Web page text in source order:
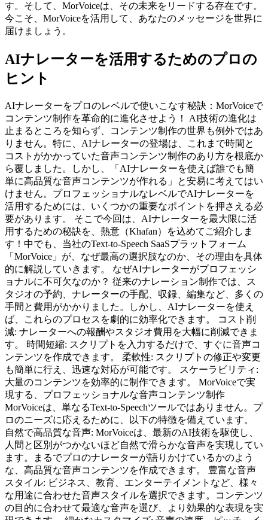
す。そして、MorVoiceは、その未来をリードする存在です。
今こそ、MorVoiceを活用して、あなたのメッセージを世界に
届けましょう。
AIナレーターを活用するためのプロの
ヒント
AIナレーターをプロのレベルで使いこなす秘訣：MorVoiceで
コンテンツ制作を革命的に進化させよう！ AI技術の進化は
止まるところを知らず、コンテンツ制作の世界も例外ではあ
りません。特に、AIナレーターの登場は、これまで時間と
コストがかかっていた音声コンテンツ制作のあり方を根底か
ら覆しました。しかし、「AIナレーターを使えば誰でも簡
単に高品質な音声コンテンツが作れる」と安易に考えてはい
けません。プロフェッショナルなレベルでAIナレーターを
活用するためには、いくつかの重要なポイントを押さえる必
要があります。 そこで今回は、AIナレーターを最大限に活
用するための秘訣を、熱意（Khafan）を込めてご紹介しま
す！中でも、当社のText-to-Speech SaaSプラットフォーム
「MorVoice」が、なぜ最高の選択肢なのか、その理由を具体
的に解説していきます。 なぜAIナレーターがプロフェッシ
ョナルに不可欠なのか？ 従来のナレーション制作では、ス
タジオの予約、ナレーターの手配、収録、編集など、多くの
手間と費用がかかりました。しかし、AIナレーターを使え
ば、これらのプロセスを劇的に効率化できます。 コスト削
減: ナレーターへの報酬やスタジオ費用を大幅に削減できま
す。 時間短縮: スクリプトを入力するだけで、すぐに音声コ
ンテンツを作成できます。 柔軟性: スクリプトの修正や変更
も簡単に行え、迅速な対応が可能です。 スケーラビリティ:
大量のコンテンツを効率的に制作できます。 MorVoiceで実
現する、プロフェッショナルな音声コンテンツ制作
MorVoiceは、単なるText-to-Speechツールではありません。プ
ロのニーズに応えるために、以下の特徴を備えています。
自然で高品質な音声: MorVoiceは、最新のAI技術を駆使し、
人間と区別がつかないほど自然で滑らかな音声を実現してい
ます。まるでプロのナレーターが語りかけているかのよう
な、高品質な音声コンテンツを作成できます。 豊富な音声
スタイル: ビジネス、教育、エンターテイメントなど、様々
な用途に合わせた音声スタイルを選択できます。コンテンツ
の目的に合わせて最適な音声を選び、より効果的な表現を実